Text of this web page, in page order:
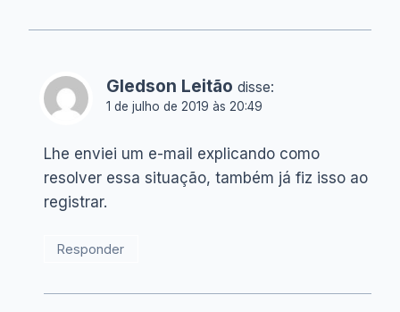
Gledson Leitão disse:
1 de julho de 2019 às 20:49
Lhe enviei um e-mail explicando como
resolver essa situação, também já fiz isso ao
registrar.
Responder